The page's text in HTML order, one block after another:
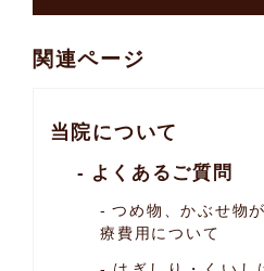
関連ページ
当院について
よくあるご質問
つめ物、かぶせ物
療費用について